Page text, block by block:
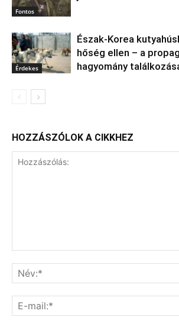
Fontos
Érdekes
Észak‑Korea
hőség ellen – a
hagyomány
HOZZÁSZÓLOK A CIKKHEZ